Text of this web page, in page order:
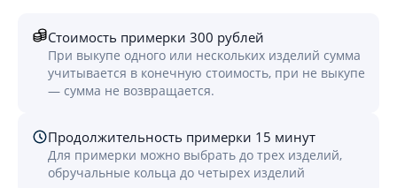
Стоимость примерки 300 рублей
При выкупе одного или нескольких изделий сумма
учитывается в конечную стоимость, при не выкупе
— сумма не возвращается.
Продолжительность примерки 15 минут
Для примерки можно выбрать до трех изделий,
обручальные кольца до четырех изделий